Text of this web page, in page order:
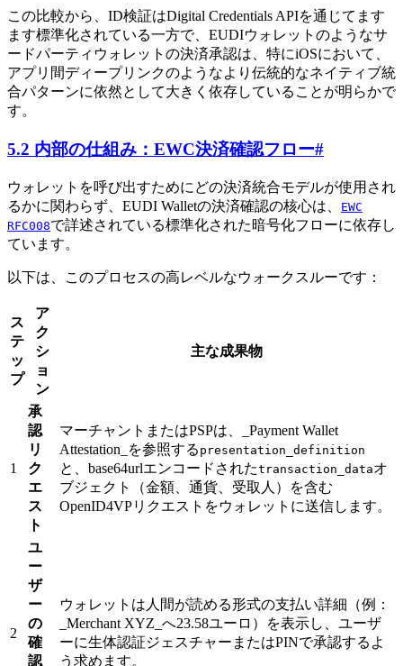
この比較から、ID検証はDigital Credentials APIを通じてます
ます標準化されている一方で、EUDIウォレットのようなサ
ードパーティウォレットの決済承認は、特にiOSにおいて、
アプリ間ディープリンクのようなより伝統的なネイティブ統
合パターンに依然として大きく依存していることが明らかで
す。
5.2 内部の仕組み：EWC決済確認フロー#
ウォレットを呼び出すためにどの決済統合モデルが使用され
るかに関わらず、EUDI Walletの決済確認の核心は、
EWC
RFC008で詳述されている標準化された暗号化フローに依存し
ています。
以下は、このプロセスの高レベルなウォークスルーです：
ス
テ
ッ
プ
ア
ク
シ
ョ
ン
主な成果物
1
承
認
リ
ク
エ
ス
ト
マーチャントまたはPSPは、_Payment Wallet
Attestation_を参照する presentation_definition
と、base64urlエンコードされたtransaction_dataオ
ブジェクト（金額、通貨、受取人）を含む
OpenID4VPリクエストをウォレットに送信します。
2
ユ
ー
ザ
ー
の
確
認
ウォレットは人間が読める形式の支払い詳細（例：
_Merchant XYZ_へ23.58ユーロ）を表示し、ユーザ
ーに生体認証ジェスチャーまたはPINで承認するよ
う求めます。